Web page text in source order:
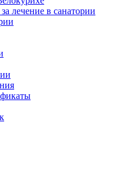
лечение в санатории